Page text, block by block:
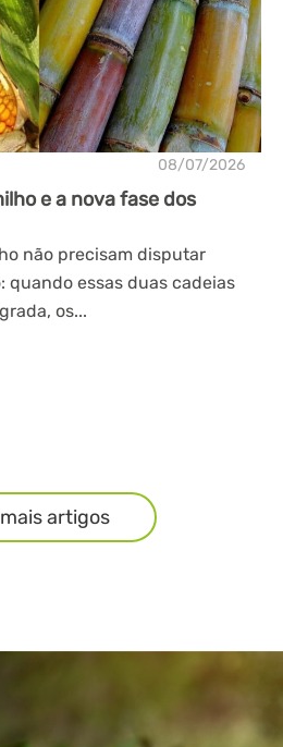
08/07/2026
e a nova fase dos
não precisam disputar
quando essas duas cadeias
os...
artigos